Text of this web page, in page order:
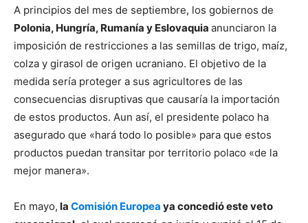
A principios del mes de septiembre, los gobiernos de
Polonia, Hungría, Rumanía y Eslovaquia anunciaron la
imposición de restricciones a las semillas de trigo, maíz,
colza y girasol de origen ucraniano. El objetivo de la
medida sería proteger a sus agricultores de las
consecuencias disruptivas que causaría la importación
de estos productos. Aun así, el presidente polaco ha
asegurado que «hará todo lo posible» para que estos
productos puedan transitar por territorio polaco «de la
mejor manera».
En mayo, la Comisión Europea ya concedió este veto